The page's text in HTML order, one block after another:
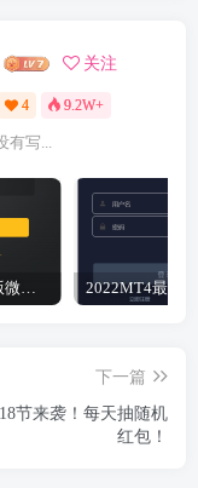
关注
4 9.2W+
有写...
2025最新运营版微盘微交易点位盘源码6月完美修复K+去后门+文件搭建教程
下一篇
节来袭！每天抽随机
红包！